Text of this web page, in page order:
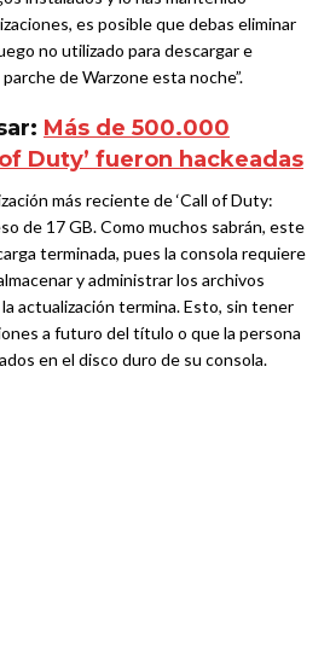
es posible que debas eliminar
no utilizado para descargar e
de Warzone esta noche”.
Más de 500.000
Duty’ fueron hackeadas
más reciente de ‘Call of Duty:
de 17 GB. Como muchos sabrán, este
terminada, pues la consola requiere
y administrar los archivos
actualización termina. Esto, sin tener
a futuro del título o que la persona
en el disco duro de su consola.